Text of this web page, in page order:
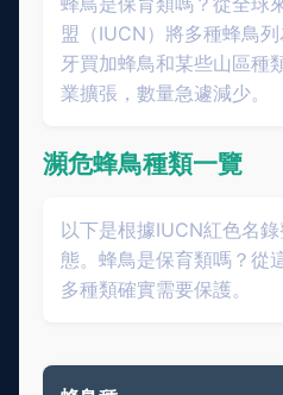
盟（IUCN）將多種蜂鳥
牙買加蜂鳥和某些山區種
業擴張，數量急遽減少。
瀕危蜂鳥種類一覽
以下是根據IUCN紅色名
態。蜂鳥是保育類嗎？從
多種類確實需要保護。